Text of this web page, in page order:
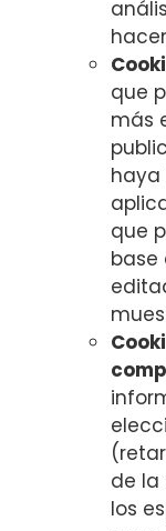
que
más
haya
que
base
de la
los